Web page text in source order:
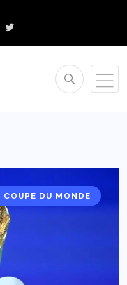
COUPE DU MONDE